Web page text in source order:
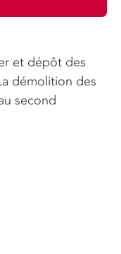
et dépôt des
démolition des
second